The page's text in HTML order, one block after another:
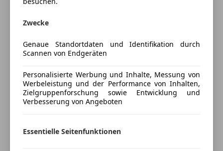
Freisprecheinrichtung
Sicherheit
ABS
Abstandswarner
Alarmanlage
Beifahrerairbag
Fahrerairbag
Unsere Verkäufer freuen sich, Sie telefonisch, per
Standort in 2345 Brunn am Gebirge, Wienerstraße
139 begrüßen zu dürfen.
Irrtümer, Zwischenverkauf, Satz- und Druckfehler
vorbehalten.
Serienausstattungen:
Versicherung
Kfz-Versicherung
Versicherungsschutz an Ihre Bedürfnisse
Zwecke
Genaue Standortdaten und Identifikation durch
Scannen von Endgeräten
Personalisierte Werbung und Inhalte, Messung von
Werbeleistung und der Performance von Inhalten,
Zielgruppenforschung sowie Entwicklung und
Verbesserung von Angeboten
Essentielle Seitenfunktionen